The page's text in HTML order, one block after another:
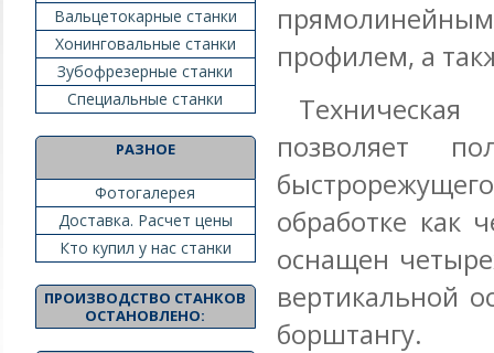
Вальцетокарные станки
Хонинговальные станки
Зубофрезерные станки
Специальные станки
РАЗНОЕ
Фотогалерея
Доставка. Расчет цены
Кто купил у нас станки
ПРОИЗВОДСТВО СТАНКОВ
ОСТАНОВЛЕНО:
профилем, а
позволяет
обработке как
оснащен
вертикальной
борштангу.